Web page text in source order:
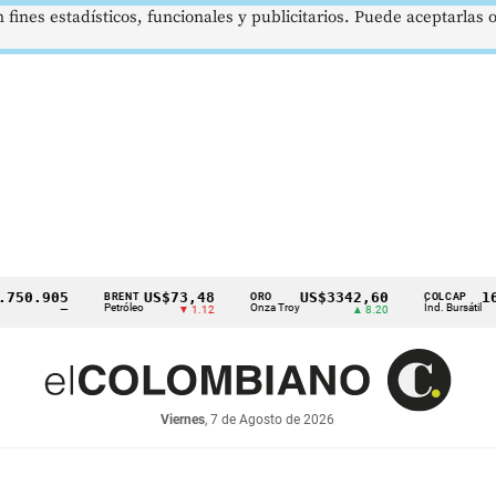
BRENT
Petróleo
US$73,48
▼ 1.12
ORO
Onza Troy
US$3342,60 COLCAP
Índ. Bursátil
Viernes, 7 de Agosto de 2026
estadísticos, funcionales y publicitarios. Puede aceptarlas